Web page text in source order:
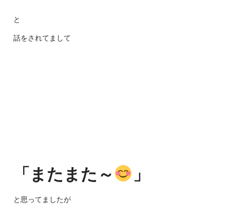
と
話をされてまして
「またまた～ 」
と思ってましたが